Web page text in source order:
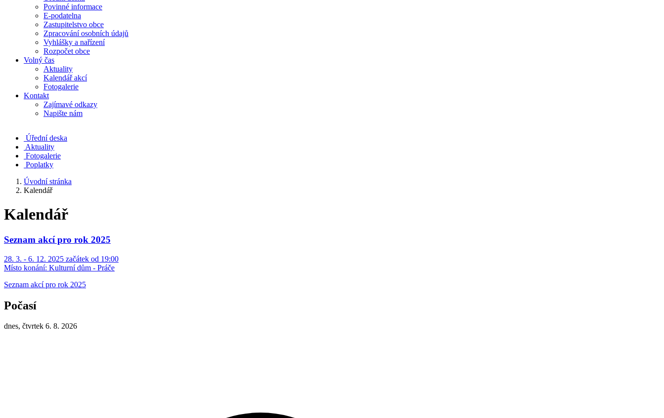
Povinné informace
E-podatelna
Zastupitelstvo obce
Zpracování osobních údajů
Vyhlášky a nařízení
Rozpočet obce
Volný čas
Aktuality
Kalendář akcí
Fotogalerie
Kontakt
Zajímavé odkazy
Napište nám
Úřední deska
Aktuality
Fotogalerie
Poplatky
Úvodní stránka
Kalendář
Kalendář
Seznam akcí pro rok 2025
28. 3. - 6. 12. 2025 začátek od 19:00
Místo konání: Kulturní dům - Práče
Seznam akcí pro rok 2025
Počasí
dnes, čtvrtek 6. 8. 2026